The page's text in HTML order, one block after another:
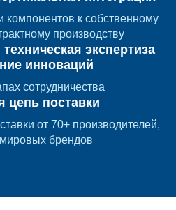
компонентов к собственному
производству
техническая экспертиза
инноваций
сотрудничества
цепь поставки
от 70+ производителей,
брендов